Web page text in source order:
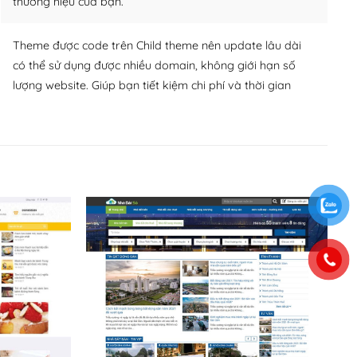
Theme được code trên Child theme nên update lâu dài
có thể sử dụng được nhiều domain, không giới hạn số
lượng website. Giúp bạn tiết kiệm chi phí và thời gian